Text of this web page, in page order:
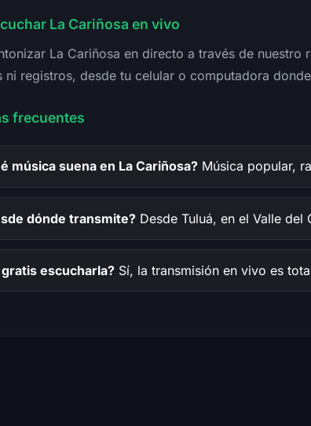
La Cariñosa en vivo
La Cariñosa en directo a través de nuestro
ni registros, desde tu celular o computadora
frecuentes
música suena en La Cariñosa? Música popular,
dónde transmite? Desde Tuluá, en el Valle del
gratis escucharla? Sí, la transmisión en vivo es